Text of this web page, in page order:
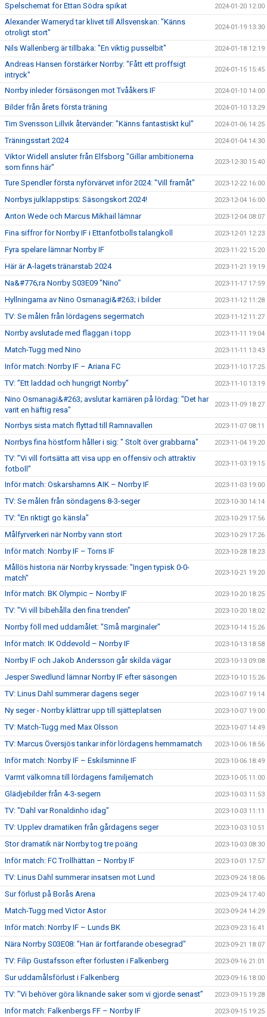
Spelschemat för Ettan Södra spikat 2024-01-20 12:00
Alexander Warneryd tar klivet till Allsvenskan: "Känns
otroligt stort"
2024-01-19 13:30
Nils Wallenberg är tillbaka: "En viktig pusselbit" 2024-01-18 12:19
Andreas Hansen förstärker Norrby: "Fått ett proffsigt
intryck"
2024-01-15 15:45
Norrby inleder försäsongen mot Tvååkers IF 2024-01-10 14:00
Bilder från årets första träning 2024-01-10 13:29
Tim Svensson Lillvik återvänder: "Känns fantastiskt kul" 2024-01-06 14:25
Träningsstart 2024 2024-01-04 14:30
Viktor Widell ansluter från Elfsborg "Gillar ambitionerna
som finns här"
2023-12-30 15:40
Ture Spendler första nyförvärvet inför 2024: "Vill framåt" 2023-12-22 16:00
Norrbys julklappstips: Säsongskort 2024! 2023-12-04 16:00
Anton Wede och Marcus Mikhail lämnar 2023-12-04 08:07
Fina siffror för Norrby IF i Ettanfotbolls talangkoll 2023-12-01 12:23
Fyra spelare lämnar Norrby IF 2023-11-22 15:20
Här är A-lagets tränarstab 2024 2023-11-21 19:19
Na&#776;ra Norrby S03E09 "Nino" 2023-11-17 17:59
Hyllningarna av Nino Osmanagi&#263; i bilder 2023-11-12 11:28
TV: Se målen från lördagens segermatch 2023-11-12 11:27
Norrby avslutade med flaggan i topp 2023-11-11 19:04
Match-Tugg med Nino 2023-11-11 13:43
Inför match: Norrby IF – Ariana FC 2023-11-10 17:25
TV: ”Ett laddad och hungrigt Norrby” 2023-11-10 13:19
Nino Osmanagi&#263; avslutar karriären på lördag: "Det har
varit en häftig resa"
2023-11-09 18:27
Norrbys sista match flyttad till Ramnavallen 2023-11-07 08:11
Norrbys fina höstform håller i sig: " Stolt över grabbarna" 2023-11-04 19:20
TV: ”Vi vill fortsätta att visa upp en offensiv och attraktiv
fotboll”
2023-11-03 19:15
Inför match: Oskarshamns AIK – Norrby IF 2023-11-03 19:00
TV: Se målen från söndagens 8-3-seger 2023-10-30 14:14
TV: "En riktigt go känsla" 2023-10-29 17:56
Målfyrverkeri när Norrby vann stort 2023-10-29 17:26
Inför match: Norrby IF – Torns IF 2023-10-28 18:23
Mållös historia när Norrby kryssade: "Ingen typisk 0-0-
match"
2023-10-21 19:20
Inför match: BK Olympic – Norrby IF 2023-10-20 18:25
TV: "Vi vill bibehålla den fina trenden" 2023-10-20 18:02
Norrby föll med uddamålet: "Små marginaler" 2023-10-14 15:26
Inför match: IK Oddevold – Norrby IF 2023-10-13 18:58
Norrby IF och Jakob Andersson går skilda vägar 2023-10-13 09:08
Jesper Swedlund lämnar Norrby IF efter säsongen 2023-10-10 15:26
TV: Linus Dahl summerar dagens seger 2023-10-07 19:14
Ny seger - Norrby klättrar upp till sjätteplatsen 2023-10-07 19:00
TV: Match-Tugg med Max Olsson 2023-10-07 14:49
TV: Marcus Översjös tankar inför lördagens hemmamatch 2023-10-06 18:56
Inför match: Norrby IF – Eskilsminne IF 2023-10-06 18:49
Varmt välkomna till lördagens familjematch 2023-10-05 11:00
Glädjebilder från 4-3-segern 2023-10-03 11:53
TV: "Dahl var Ronaldinho idag" 2023-10-03 11:11
TV: Upplev dramatiken från gårdagens seger 2023-10-03 10:51
Stor dramatik när Norrby tog tre poäng 2023-10-03 08:30
Inför match: FC Trollhättan – Norrby IF 2023-10-01 17:57
TV: Linus Dahl summerar insatsen mot Lund 2023-09-24 18:06
Sur förlust på Borås Arena 2023-09-24 17:40
Match-Tugg med Victor Astor 2023-09-24 14:29
Inför match: Norrby IF – Lunds BK 2023-09-23 16:41
Nära Norrby S03E08: "Han är fortfarande obesegrad" 2023-09-21 18:07
TV: Filip Gustafsson efter förlusten i Falkenberg 2023-09-16 21:01
Sur uddamålsförlust i Falkenberg 2023-09-16 18:00
TV: ”Vi behöver göra liknande saker som vi gjorde senast” 2023-09-15 19:28
Inför match: Falkenbergs FF – Norrby IF 2023-09-15 19:25